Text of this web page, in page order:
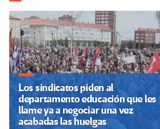
de
entradas
Los sindicatos piden al
departamento educación que les
llame ya a negociar una vez
acabadas las huelgas